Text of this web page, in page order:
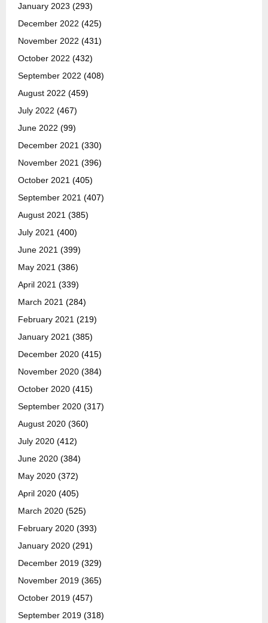
January 2023 (293)
December 2022 (425)
November 2022 (431)
October 2022 (432)
September 2022 (408)
August 2022 (459)
July 2022 (467)
June 2022 (99)
December 2021 (330)
November 2021 (396)
October 2021 (405)
September 2021 (407)
August 2021 (385)
July 2021 (400)
June 2021 (399)
May 2021 (386)
April 2021 (339)
March 2021 (284)
February 2021 (219)
January 2021 (385)
December 2020 (415)
November 2020 (384)
October 2020 (415)
September 2020 (317)
August 2020 (360)
July 2020 (412)
June 2020 (384)
May 2020 (372)
April 2020 (405)
March 2020 (525)
February 2020 (393)
January 2020 (291)
December 2019 (329)
November 2019 (365)
October 2019 (457)
September 2019 (318)